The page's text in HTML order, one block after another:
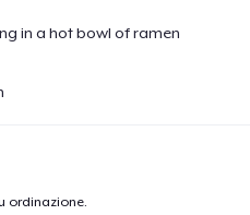
in a hot bowl of ramen
ordinazione.